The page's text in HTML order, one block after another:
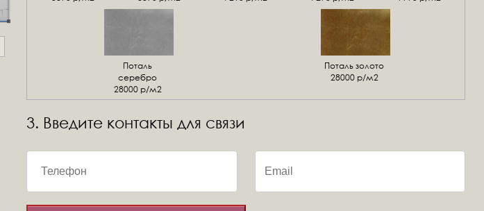
Поталь
серебро
28000 р/м2
Поталь золото
28000 р/м2
3. Введите контакты для связи